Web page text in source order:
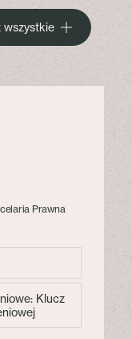
wszystkie
Prawna
Klucz